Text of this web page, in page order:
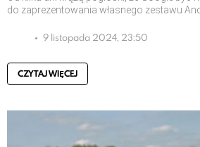
do zaprezentowania własnego zestawu
9 listopada 2024, 23:50
CZYTAJ WIĘCEJ